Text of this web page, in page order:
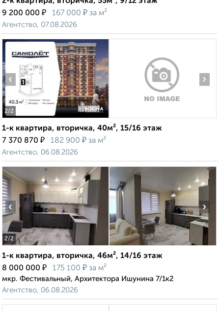
9 200 000 ₽ 167 000 ₽ за м²
Агентство, 07.08.2026
2/2
‹ ›
1-к квартира, вторичка, 40м², 15/16 этаж
7 370 870 ₽ 182 900 ₽ за м²
Агентство, 06.08.2026
2/2
‹ ›
1-к квартира, вторичка, 46м², 14/16 этаж
8 000 000 ₽ 175 100 ₽ за м²
мкр. Фестивальный, Архитектора Ишунина 7/1к2
Агентство, 06.08.2026